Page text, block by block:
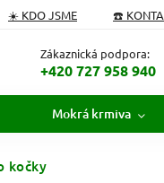
☀️ KDO JSME ☎️
Zákaznická podpora:
+420 727 958 940
Mokrá krmiva
kočky